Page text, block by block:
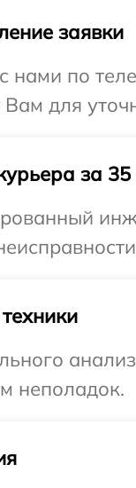
заявки
нами по
Вам для
за 35
неполадок.